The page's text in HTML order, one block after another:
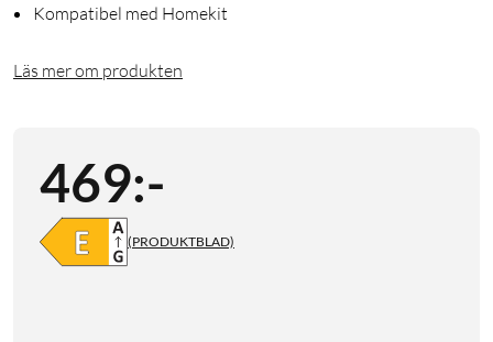
Kompatibel med Homekit
Läs mer om produkten
469:-
(PRODUKTBLAD)